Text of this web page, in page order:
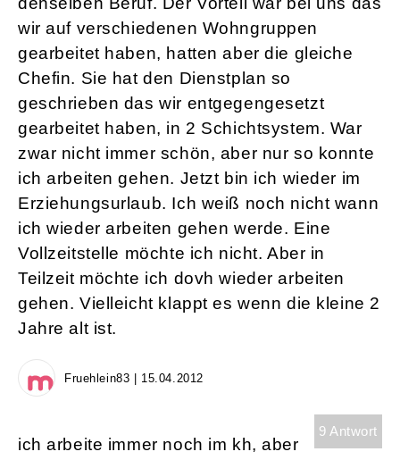
wir auf verschiedenen Wohngruppen
gearbeitet haben, hatten aber die gleiche
Chefin. Sie hat den Dienstplan so
geschrieben das wir entgegengesetzt
gearbeitet haben, in 2 Schichtsystem. War
zwar nicht immer schön, aber nur so konnte
ich arbeiten gehen. Jetzt bin ich wieder im
Erziehungsurlaub. Ich weiß noch nicht wann
ich wieder arbeiten gehen werde. Eine
Vollzeitstelle möchte ich nicht. Aber in
Teilzeit möchte ich dovh wieder arbeiten
gehen. Vielleicht klappt es wenn die kleine 2
Jahre alt ist.
Fruehlein83 | 15.04.2012
9 Antwort
ich arbeite immer noch im kh, aber